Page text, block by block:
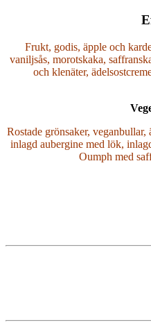
Frukt, godis, äpple och
vaniljsås, morotskaka,
och klenäter,
Rostade grönsaker,
inlagd aubergine med lök,
Oumph med